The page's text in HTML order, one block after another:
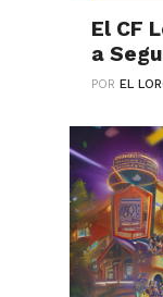
El CF
a
POREL